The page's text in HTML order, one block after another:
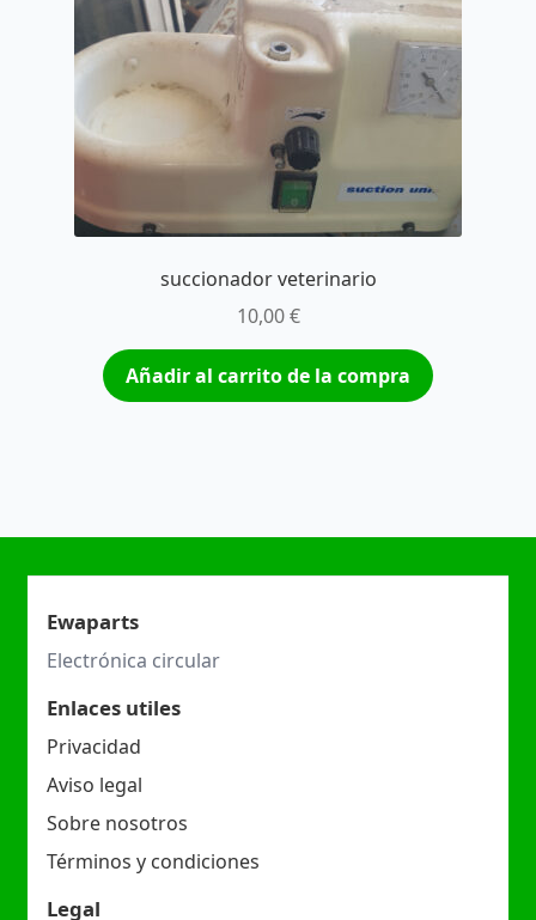
succionador veterinario
10,00€
Añadir al carrito de la compra
Ewaparts
Electrónica circular
Enlaces utiles
Privacidad
Aviso legal
Sobre nosotros
Términos y condiciones
Legal